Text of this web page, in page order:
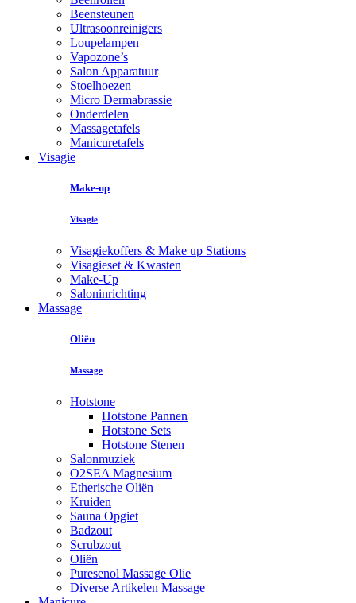
Beensteunen
Ultrasoonreinigers
Loupelampen
Vapozone’s
Salon Apparatuur
Stoelhoezen
Micro Dermabrassie
Onderdelen
Massagetafels
Manicuretafels
Visagie
Make-up
Visagie
Visagiekoffers & Make up Stations
Visagieset & Kwasten
Make-Up
Saloninrichting
Massage
Oliën
Massage
Hotstone
Hotstone Pannen
Hotstone Sets
Hotstone Stenen
Salonmuziek
O2SEA Magnesium
Etherische Oliën
Kruiden
Sauna Opgiet
Badzout
Scrubzout
Oliën
Puresenol Massage Olie
Diverse Artikelen Massage